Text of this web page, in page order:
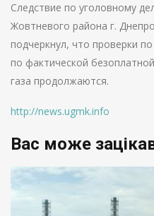
Следствие по уголовному
Жовтневого района г.
подчеркнул, что проверки
по фактической
газа продолжаются.
http://news.ugmk.info
Вас може